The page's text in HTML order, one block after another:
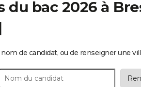
du bac 2026 à
de candidat, ou de renseigner une